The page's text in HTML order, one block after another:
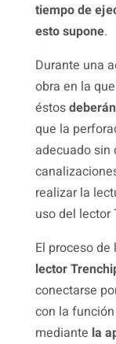
tiempo de
esto supone.
Durante una
obra en la
éstos
que la
adecuado sin
realizar la
uso del lector
El proceso
lector
conectarse
con la
mediante la